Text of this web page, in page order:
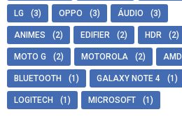
LG (3) OPPO (3) ÁUDIO (3)
ANIMES (2) EDIFIER (2) HDR (2)
MOTO G (2) MOTOROLA (2) AMD
BLUETOOTH (1) GALAXY NOTE 4 (1)
LOGITECH (1) MICROSOFT (1)